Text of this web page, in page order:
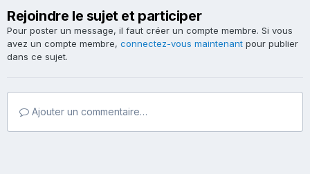
Rejoindre le sujet et participer
Pour poster un message, il faut créer un compte membre. Si vous
avez un compte membre, connectez-vous maintenant pour publier
dans ce sujet.
Ajouter un commentaire…